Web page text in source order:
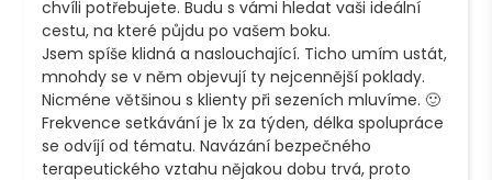
chvíli potřebujete. Budu s vámi hledat vaši ideální
cestu, na které půjdu po vašem boku.
Jsem spíše klidná a naslouchající. Ticho umím ustát,
mnohdy se v něm objevují ty nejcennější poklady.
Nicméne většinou s klienty při sezeních mluvíme. 🙂
Frekvence setkávání je 1x za týden, délka spolupráce
se odvíjí od tématu. Navázání bezpečného
terapeutického vztahu nějakou dobu trvá, proto